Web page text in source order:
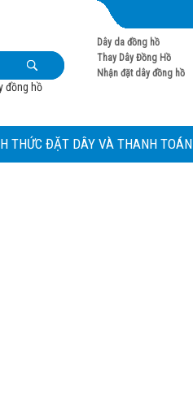
đồng hồ
Dây da đồng hồ
Thay Dây Đồng Hồ
Nhận đặt dây đồng hồ
THỨC ĐẶT DÂY VÀ THANH TOÁN